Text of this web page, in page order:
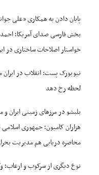
پایان دادن به همکاری «علی
بخش فارسی صدای آمریکا؛
خواستار اصلاحات ساختاری در
نیویورک پست: انقلاب در
لحظه رخ دهد
بلبشو در مرزهای زمینی ایران
هزاران کامیون؛ جمهوری
محاصره دریایی هم مدیریت
نوع دیگری از سرکوب و ارعاب؛